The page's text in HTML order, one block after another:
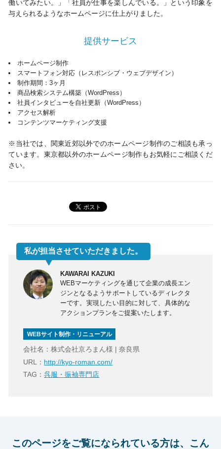
働いてみたい。」「社員が仕事を楽しんでいる。」という印象を
与えられるようなホームページに仕上がりました。
提供サービス
ホームページ制作
スマートフォン対応（レスポンシブ・ウェブデザイン）
制作期間：3ヶ月
商品検索システム構築（WordPress）
社員インタビューを自社更新（WordPress）
アクセス解析
コンテンツマーケティング支援
※当社では、関東近郊以外でのホームページ制作のご相談も承っ
ています。東京都以外のホームページ制作もお気軽にご相談くだ
さい。
私が担当させていただきました。
KAWARAI KAZUKI
WEBマーケティングを通じて企業の成長エン
ジンとなるようサポートしているディレクタ
ーです。実現したい目的に対して、具体的な
アクションプランをご提案いたします。
WEBサイト制作・リニューアル
会社名：株式会社京ろまん様 | 奈良県
URL： http://kyo-roman.com/
TAG：呉服・振袖専門店
このページをご覧になられている方は、こん